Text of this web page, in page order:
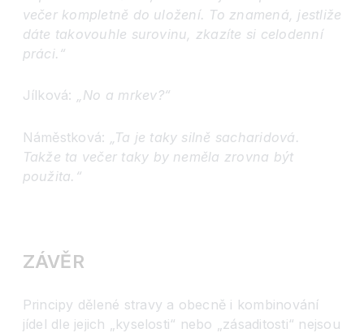
večer kompletně do uložení. To znamená, jestliže
dáte takovouhle surovinu, zkazíte si celodenní
práci.“
Jílková: „No a mrkev?“
Náměstková: „Ta je taky silně sacharidová.
Takže ta večer taky by neměla zrovna být
použita.“
ZÁVĚR
Principy dělené stravy a obecně i kombinování
jídel dle jejich „kyselosti“ nebo „zásaditosti“ nejsou